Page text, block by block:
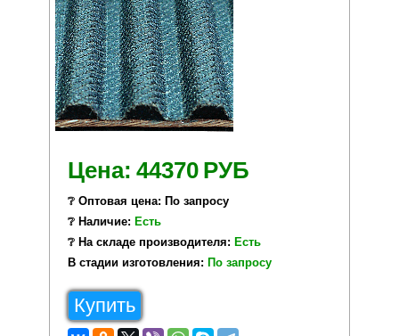
Цена: 44370 РУБ
❔ Оптовая цена: По запросу
❔ Наличие: Есть
❔ На складе производителя: Есть
В стадии изготовления: По запросу
Купить